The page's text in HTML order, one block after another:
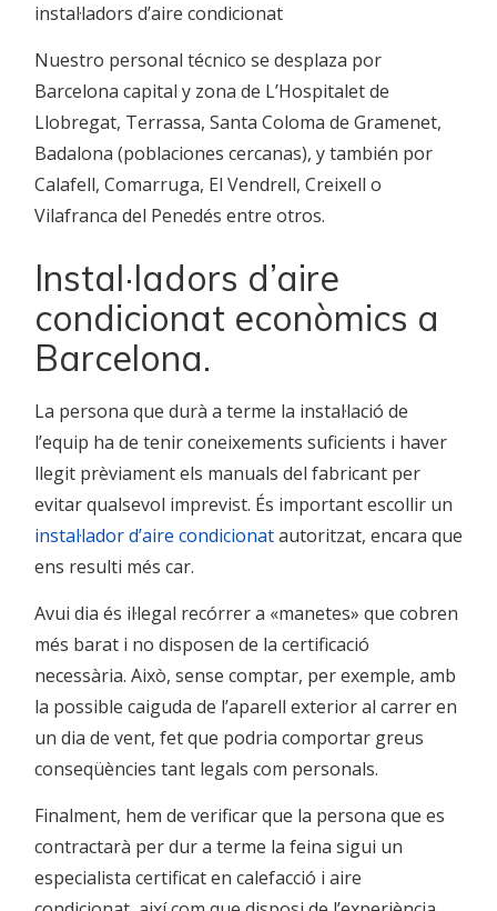
instal·ladors d’aire condicionat
Nuestro personal técnico se desplaza por
Barcelona capital y zona de L’Hospitalet de
Llobregat, Terrassa, Santa Coloma de Gramenet,
Badalona (poblaciones cercanas), y también por
Calafell, Comarruga, El Vendrell, Creixell o
Vilafranca del Penedés entre otros.
Instal·ladors d’aire
condicionat econòmics a
Barcelona.
La persona que durà a terme la instal·lació de
l’equip ha de tenir coneixements suficients i haver
llegit prèviament els manuals del fabricant per
evitar qualsevol imprevist. És important escollir un
instal·lador d’aire condicionatautoritzat, encara que
ens resulti més car.
Avui dia és il·legal recórrer a «manetes» que cobren
més barat i no disposen de la certificació
necessària. Això, sense comptar, per exemple, amb
la possible caiguda de l’aparell exterior al carrer en
un dia de vent, fet que podria comportar greus
conseqüències tant legals com personals.
Finalment, hem de verificar que la persona que es
contractarà per dur a terme la feina sigui un
especialista certificat en calefacció i aire